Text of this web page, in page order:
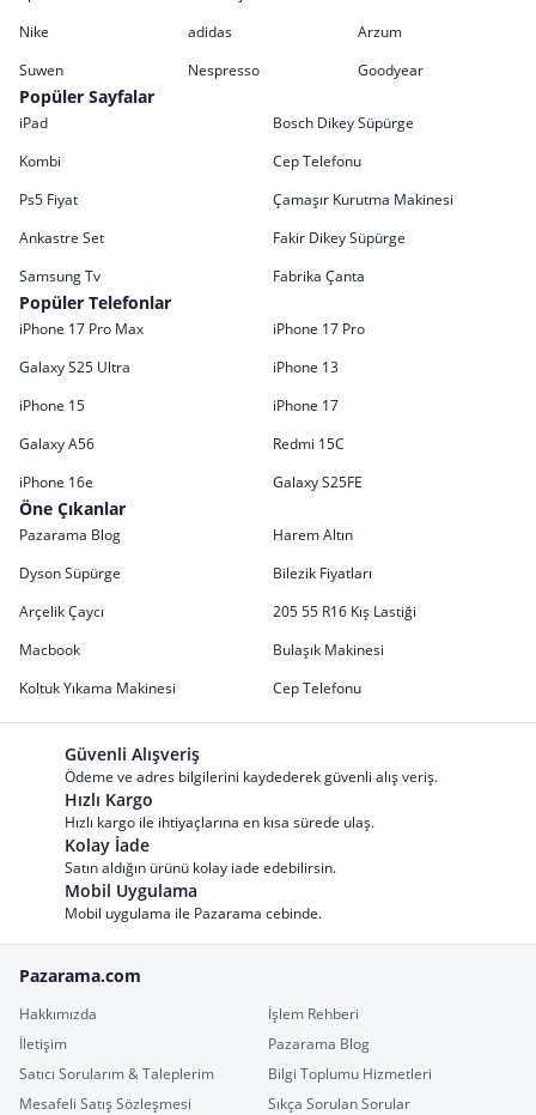
Nike
adidas
Arzum
Suwen
Nespresso Goodyear
Popüler Sayfalar
iPad
Bosch Dikey Süpürge
Kombi
Cep Telefonu
Ps5 Fiyat
Çamaşır Kurutma Makinesi
Ankastre Set
Fakir Dikey Süpürge
Samsung Tv
Fabrika Çanta
Popüler Telefonlar
iPhone 17 Pro Max
iPhone 17 Pro
Galaxy S25 Ultra
iPhone 13
iPhone 15
iPhone 17
Galaxy A56
Redmi 15C
iPhone 16e
Galaxy S25FE
Öne Çıkanlar
Pazarama Blog
Harem Altın
Dyson Süpürge
Bilezik Fiyatları
Arçelik Çaycı
205 55 R16 Kış Lastiği
Macbook
Bulaşık Makinesi
Koltuk Yıkama Makinesi
Cep Telefonu
Güvenli Alışveriş
Ödeme ve adres bilgilerini kaydederek güvenli alış veriş.
Hızlı Kargo
Hızlı kargo ile ihtiyaçlarına en kısa sürede ulaş.
Kolay İade
Satın aldığın ürünü kolay iade edebilirsin.
Mobil Uygulama
Mobil uygulama ile Pazarama cebinde.
Pazarama.com
Hakkımızda
İşlem Rehberi
İletişim
Pazarama Blog
Satıcı Sorularım & Taleplerim
Bilgi Toplumu Hizmetleri
Mesafeli Satış Sözleşmesi
Sıkça Sorulan Sorular